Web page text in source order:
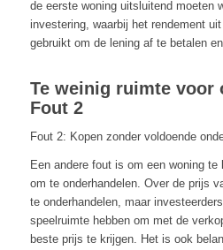
de eerste woning uitsluitend moeten
investering, waarbij het rendement
gebruikt om de lening af te betalen
Te weinig ruimte voor
Fout 2
Fout 2: Kopen zonder voldoende
Een andere fout is om een woning
om te onderhandelen. Over de prijs
te onderhandelen, maar
speelruimte hebben om met de
beste prijs te krijgen. Het is ook